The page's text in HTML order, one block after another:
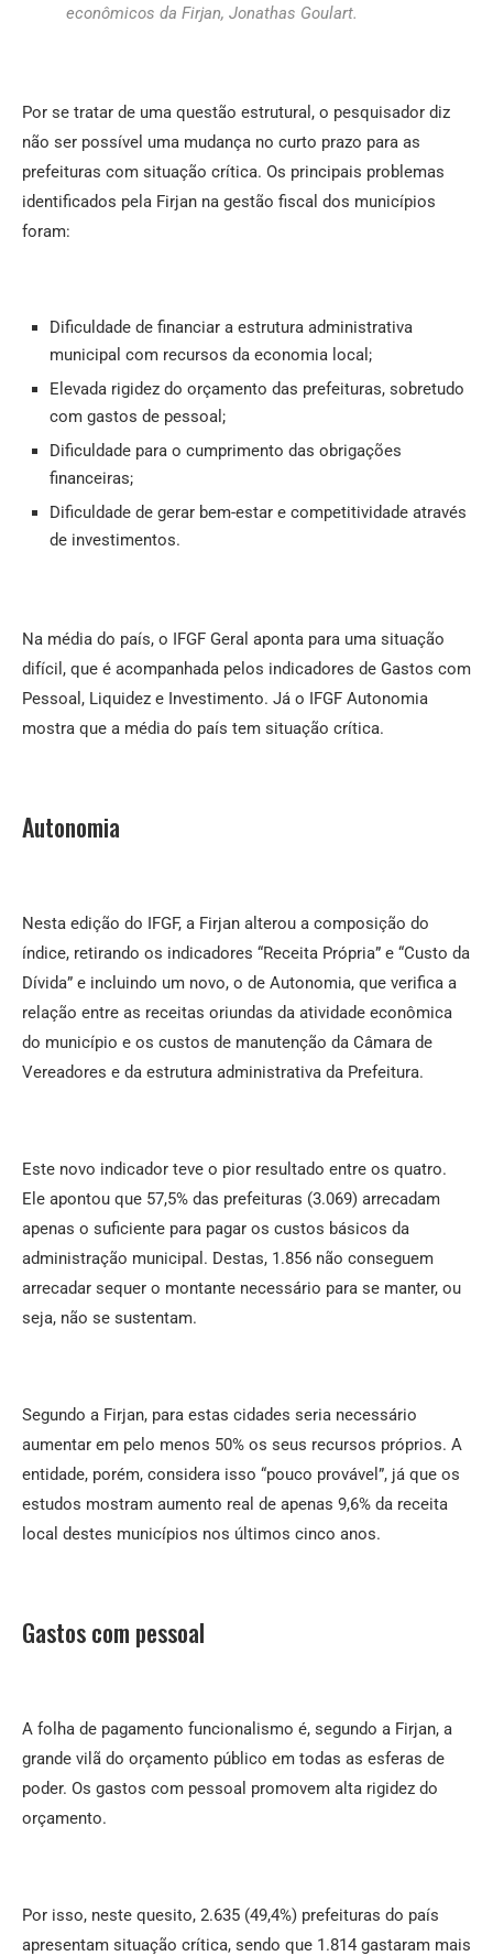
econômicos da Firjan, Jonathas Goulart.
Por se tratar de uma questão estrutural, o pesquisador diz
não ser possível uma mudança no curto prazo para as
prefeituras com situação crítica. Os principais problemas
identificados pela Firjan na gestão fiscal dos municípios
foram:
Dificuldade de financiar a estrutura administrativa
municipal com recursos da economia local;
Elevada rigidez do orçamento das prefeituras, sobretudo
com gastos de pessoal;
Dificuldade para o cumprimento das obrigações
financeiras;
Dificuldade de gerar bem-estar e competitividade através
de investimentos.
Na média do país, o IFGF Geral aponta para uma situação
difícil, que é acompanhada pelos indicadores de Gastos com
Pessoal, Liquidez e Investimento. Já o IFGF Autonomia
mostra que a média do país tem situação crítica.
Autonomia
Nesta edição do IFGF, a Firjan alterou a composição do
índice, retirando os indicadores “Receita Própria” e “Custo da
Dívida” e incluindo um novo, o de Autonomia, que verifica a
relação entre as receitas oriundas da atividade econômica
do município e os custos de manutenção da Câmara de
Vereadores e da estrutura administrativa da Prefeitura.
Este novo indicador teve o pior resultado entre os quatro.
Ele apontou que 57,5% das prefeituras (3.069) arrecadam
apenas o suficiente para pagar os custos básicos da
administração municipal. Destas, 1.856 não conseguem
arrecadar sequer o montante necessário para se manter, ou
seja, não se sustentam.
Segundo a Firjan, para estas cidades seria necessário
aumentar em pelo menos 50% os seus recursos próprios. A
entidade, porém, considera isso “pouco provável”, já que os
estudos mostram aumento real de apenas 9,6% da receita
local destes municípios nos últimos cinco anos.
Gastos com pessoal
A folha de pagamento funcionalismo é, segundo a Firjan, a
grande vilã do orçamento público em todas as esferas de
poder. Os gastos com pessoal promovem alta rigidez do
orçamento.
Por isso, neste quesito, 2.635 (49,4%) prefeituras do país
apresentam situação crítica, sendo que 1.814 gastaram mais